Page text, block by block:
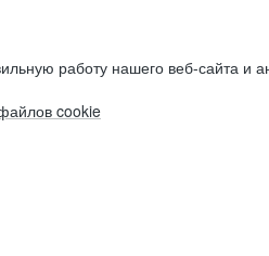
работу нашего веб-сайта и
cookie